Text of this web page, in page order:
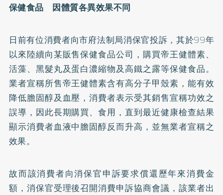
保健食品 因體質各異效果不同
日前有位消費者向市府法制局消保官投訴，其於99年
以來陸續向某販售保健食品公司，購買帝王健體素、
活藻、黑髮丸及蛋白濃縮物及高鐵之露等保健食品。
業者宣稱所售帝王健體素含有高分子甲殼素，能有效
降低膽固醇及血壓，消費者表示受其銷售宣稱功效之
誤導，因此長期購買、食用，直到最近健康檢查結果
顯示消費者血液中膽固醇反而升高，並無業者宣稱之
效果。
故而該消費者向消保官申訴要求償還歷年來消費金
額，消保官受理後召開消費申訴協商會議，該業者出